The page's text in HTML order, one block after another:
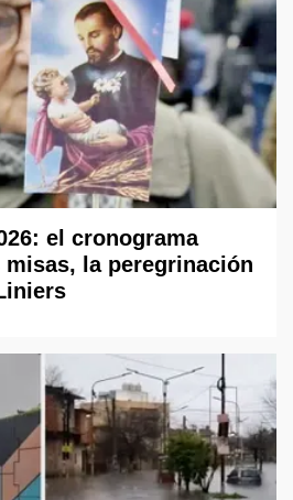
el cronograma
la peregrinación